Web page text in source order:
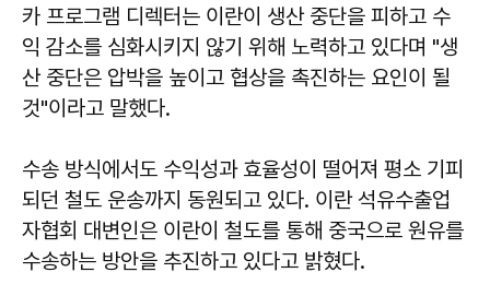
카 프로그램 디렉터는 이란이 생산 중단을 피하고 수
익 감소를 심화시키지 않기 위해 노력하고 있다며 "생
산 중단은 압박을 높이고 협상을 촉진하는 요인이 될
것"이라고 말했다.
수송 방식에서도 수익성과 효율성이 떨어져 평소 기피
되던 철도 운송까지 동원되고 있다. 이란 석유수출업
자협회 대변인은 이란이 철도를 통해 중국으로 원유를
수송하는 방안을 추진하고 있다고 밝혔다.